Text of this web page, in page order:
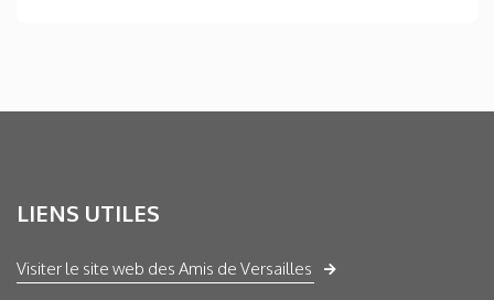
LIENS UTILES
Visiter le site web des Amis de Versailles